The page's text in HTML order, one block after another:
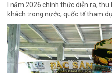
I năm 2026 chính thức diễn ra,
khách trong nước, quốc tế tham